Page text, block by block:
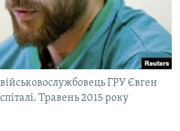
ГРУ Євген
Травень 2015 року